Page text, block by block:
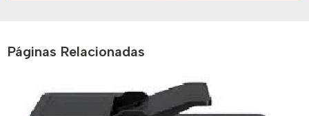
Páginas Relacionadas